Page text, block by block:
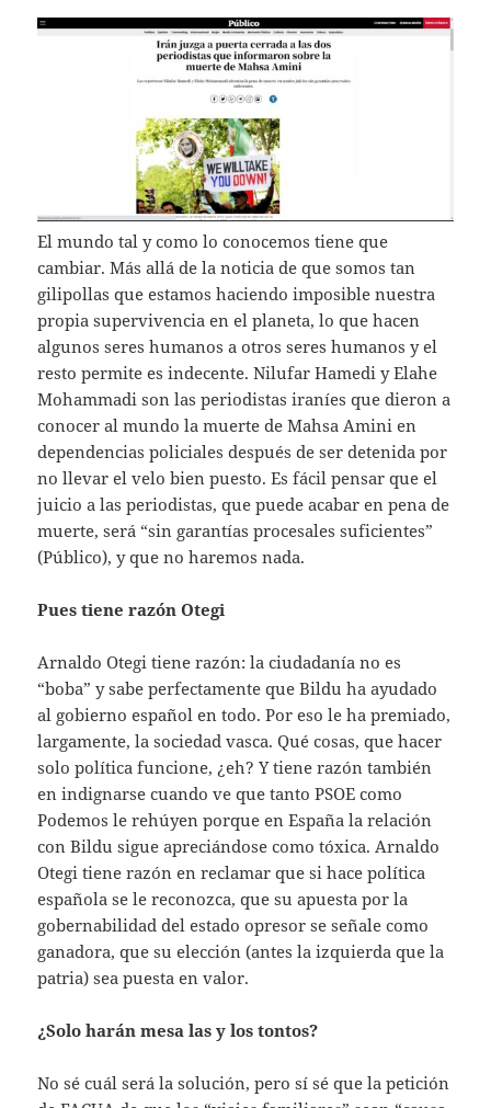
El mundo tal y como lo conocemos tiene que
cambiar. Más allá de la noticia de que somos tan
gilipollas que estamos haciendo imposible nuestra
propia supervivencia en el planeta, lo que hacen
algunos seres humanos a otros seres humanos y el
resto permite es indecente. Nilufar Hamedi y Elahe
Mohammadi son las periodistas iraníes que dieron a
conocer al mundo la muerte de Mahsa Amini en
dependencias policiales después de ser detenida por
no llevar el velo bien puesto. Es fácil pensar que el
juicio a las periodistas, que puede acabar en pena de
muerte, será “sin garantías procesales suficientes”
(Público), y que no haremos nada.
Pues tiene razón Otegi
Arnaldo Otegi tiene razón: la ciudadanía no es
“boba” y sabe perfectamente que Bildu ha ayudado
al gobierno español en todo. Por eso le ha premiado,
largamente, la sociedad vasca. Qué cosas, que hacer
solo política funcione, ¿eh? Y tiene razón también
en indignarse cuando ve que tanto PSOE como
Podemos le rehúyen porque en España la relación
con Bildu sigue apreciándose como tóxica. Arnaldo
Otegi tiene razón en reclamar que si hace política
española se le reconozca, que su apuesta por la
gobernabilidad del estado opresor se señale como
ganadora, que su elección (antes la izquierda que la
patria) sea puesta en valor.
¿Solo harán mesa las y los tontos?
No sé cuál será la solución, pero sí sé que la petición